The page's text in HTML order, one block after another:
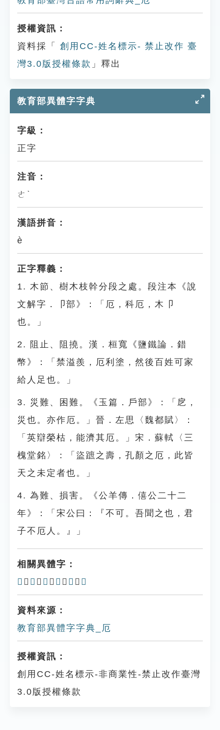
授權資訊：
資料採「
創用CC-姓名標示- 禁止改作 臺
灣3.0版授權條款 」釋出
教育部異體字字典
字級：
正字
注音：
ㄜˋ
漢語拼音：
è
正字釋義：
1. 木節、樹木枝幹分段之處。段注本《說
文解字．卩部》：「厄，科厄，木卩
也。」
2. 阻止、阻撓。漢．桓寬《鹽鐵論．錯
幣》：「禁溢羨，厄利塗，然後百姓可家
給人足也。」
3. 災難、困難。《玉篇．戶部》：「戹，
災也。亦作厄。」晉．左思〈魏都賦〉：
「英辯榮枯，能濟其厄。」宋．蘇軾〈三
槐堂銘〉：「盜蹠之壽，孔顏之厄，此皆
天之未定者也。」
4. 為難、損害。《公羊傳．僖公二十二
年》：「宋公曰：『不可。吾聞之也，君
子不厄人。』」
相關異體字：
𠂬 、 𠂘 、 𢀴 、 𢨩 、 戹 、 𢨤
資料來源：
教育部異體字字典_厄
授權資訊：
創用CC-姓名標示-非商業性-禁止改作臺灣
3.0版授權條款